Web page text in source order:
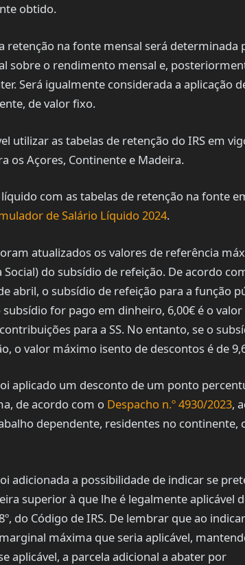
obtido.
retenção na fonte mensal será determinada
sobre o rendimento mensal e,
Será igualmente considerada a aplicação
de valor fixo.
utilizar as tabelas de retenção do IRS em
os Açores, Continente e Madeira.
com as tabelas de retenção na fonte
de Salário Líquido 2024.
atualizados os valores de referência
Social) do subsídio de refeição. De acordo
abril, o subsídio de refeição para a função
for pago em dinheiro, 6,00€ é o valor
para a SS. No entanto, se o
o valor máximo isento de descontos é de
aplicado um desconto de um ponto
de acordo com o Despacho n.º 4930/2023,
dependente, residentes no continente,
adicionada a possibilidade de indicar se
superior à que lhe é legalmente aplicável
do Código de IRS. De lembrar que ao
máxima que seria aplicável,
aplicável, a parcela adicional a abater por